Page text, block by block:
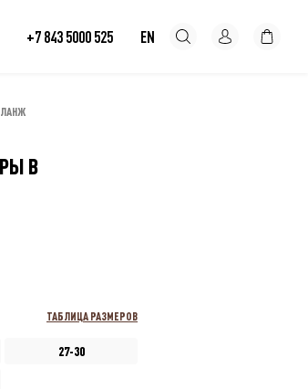
+7 843 5000 525 EN
В
ТАБЛИЦА РАЗМЕРОВ
27-30